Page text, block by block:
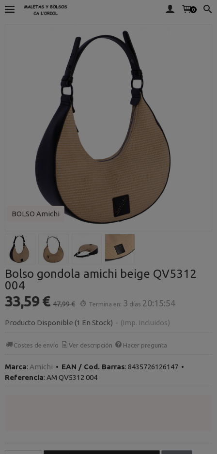
0
BOLSO Amichi
Bolso gondola amichi beige QV5312
004
33,59 € 47,99 € Termina en: 3 días 20:15:54
Producto Disponible (1 En Stock) - (Imp. Incluidos)
Costes de envío Ver descripción Hacer pregunta
Marca: Amichi • EAN / Cod. Barras: 8435726126147 •
Referencia: AM QV5312 004